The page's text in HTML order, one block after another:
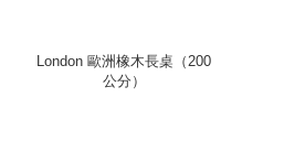
London 歐洲橡木長桌（200
公分）